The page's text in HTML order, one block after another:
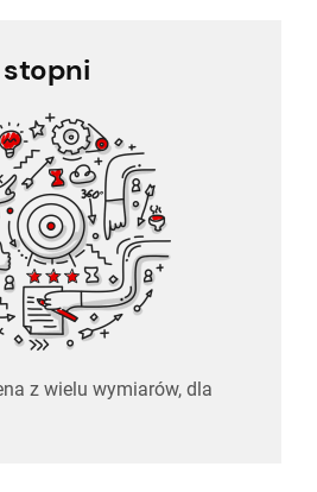
stopni
z wielu wymiarów, dla
Ocena 360 stopni
ocena z wielu wymiarów, dla
osób lub grup.